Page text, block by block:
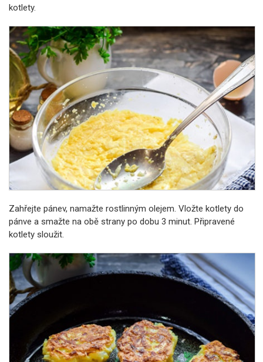
kotlety.
Zahřejte pánev, namažte rostlinným olejem. Vložte kotlety do
pánve a smažte na obě strany po dobu 3 minut. Připravené
kotlety sloužit.